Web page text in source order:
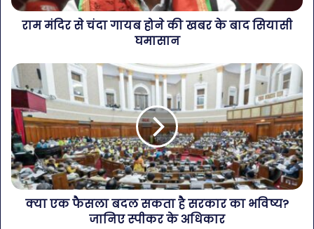
राम मंदिर से चंदा गायब होने की खबर के बाद सियासी
घमासान
क्या एक फैसला बदल सकता है सरकार का भविष्य?
जानिए स्पीकर के अधिकार